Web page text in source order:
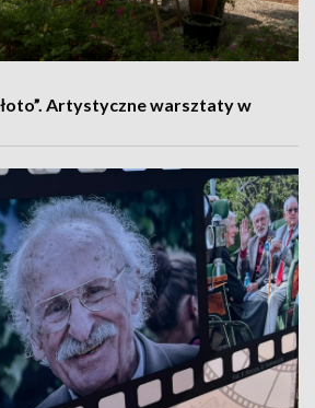
Artystyczne warsztaty w